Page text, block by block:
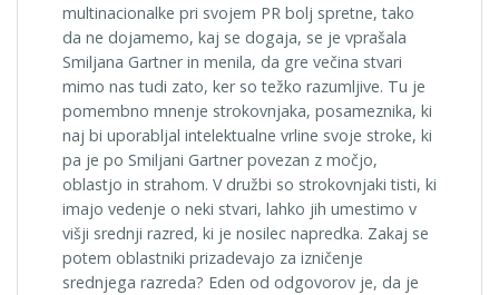
multinacionalke pri svojem PR bolj spretne, tako
da ne dojamemo, kaj se dogaja, se je vprašala
Smiljana Gartner in menila, da gre večina stvari
mimo nas tudi zato, ker so težko razumljive. Tu je
pomembno mnenje strokovnjaka, posameznika, ki
naj bi uporabljal intelektualne vrline svoje stroke, ki
pa je po Smiljani Gartner povezan z močjo,
oblastjo in strahom. V družbi so strokovnjaki tisti, ki
imajo vedenje o neki stvari, lahko jih umestimo v
višji srednji razred, ki je nosilec napredka. Zakaj se
potem oblastniki prizadevajo za izničenje
srednjega razreda? Eden od odgovorov je, da je